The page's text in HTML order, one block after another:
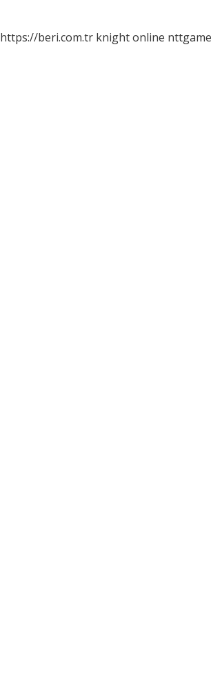
https://beri.com.tr knight online nttgame